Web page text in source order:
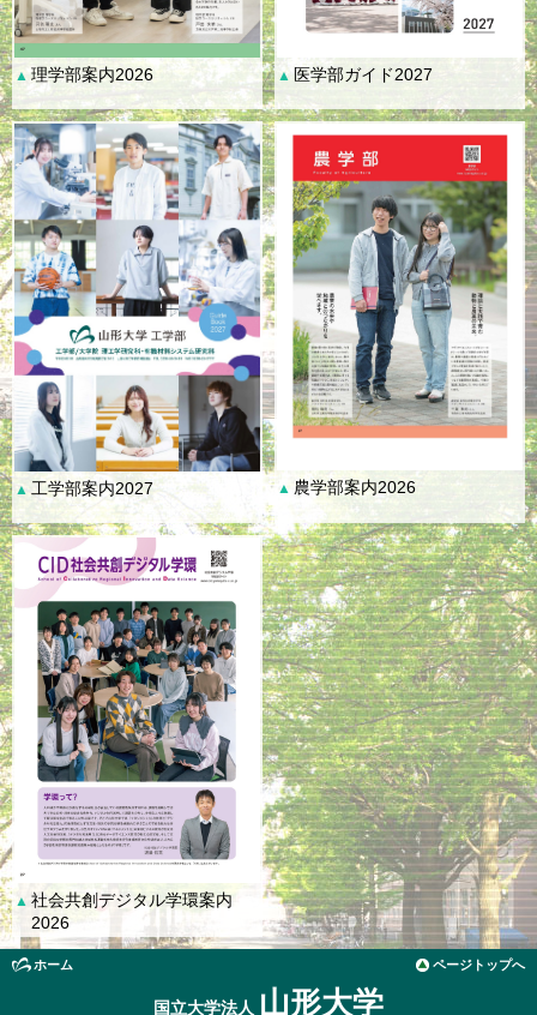
▲理学部案内2026 ▲ 医学部ガイド2027
▲ 工学部案内2027 ▲ 農学部案内2026
▲ 社会共創デジタル学環案内
2026
ホーム ページトップへ
国立大学法人 山形大学